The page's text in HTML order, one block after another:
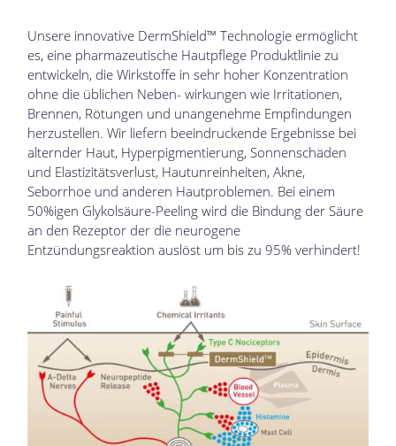
Unsere innovative DermShield™ Technologie ermöglicht
es, eine pharmazeutische Hautpﬂege Produktlinie zu
entwickeln, die Wirkstoffe in sehr hoher Konzentration
ohne die üblichen Neben- wirkungen wie Irritationen,
Brennen, Rötungen und unangenehme Empﬁndungen
herzustellen. Wir liefern beeindruckende Ergebnisse bei
alternder Haut, Hyperpigmentierung, Sonnenschäden
und Elastizitätsverlust, Hautunreinheiten, Akne,
Seborrhoe und anderen Hautproblemen. Bei einem
50%igen Glykolsäure-Peeling wird die Bindung der Säure
an den Rezeptor der die neurogene
Entzündungsreaktion auslöst um bis zu 95% verhindert!